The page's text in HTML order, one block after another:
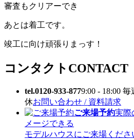
審査もクリアーでき
あとは着工です。
竣工に向け頑張りまっす！
コンタクト CONTACT
tel.0120-933-8779:00 - 18:00
休お問い合わせ / 資料請求
ご来場予約実際
メージできる
モデルハウスにご来場くださ